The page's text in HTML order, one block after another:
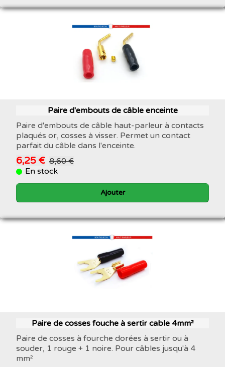
Paire d'embouts de câble enceinte
Paire d'embouts de câble haut-parleur à contacts
plaqués or, cosses à visser. Permet un contact
parfait du câble dans l'enceinte.
6,25 € 8,60 €
En stock
Ajouter
Paire de cosses fouche à sertir cable 4mm²
Paire de cosses à fourche dorées à sertir ou à
souder, 1 rouge + 1 noire. Pour câbles jusqu'à 4
mm²